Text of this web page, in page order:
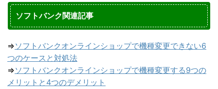
ソフトバンク関連記事
⇒ソフトバンクオンラインショップで機種変更できない6
つのケースと対処法
⇒ソフトバンクオンラインショップで機種変更する9つの
メリットと4つのデメリット